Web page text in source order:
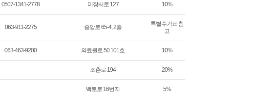
0507-1341-2778 미장서로 127 10%
063-911-2275 중앙로 65-4, 2층
특별수가표 참
고
063-463-9200 의료원로 50 101호 10%
조촌로 194 20%
백토로 16번지 5%